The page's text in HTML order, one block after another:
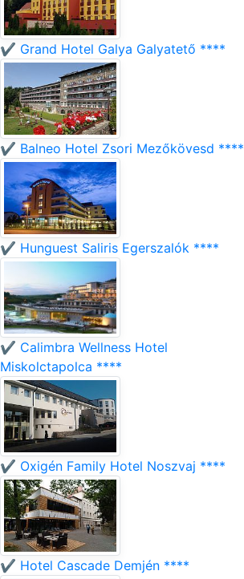
✔️ Grand Hotel Galya Galyatető ****
✔️ Balneo Hotel Zsori Mezőkövesd ****
✔️ Hunguest Saliris Egerszalók ****
✔️ Calimbra Wellness Hotel
Miskolctapolca ****
✔️ Oxigén Family Hotel Noszvaj ****
✔️ Hotel Cascade Demjén ****